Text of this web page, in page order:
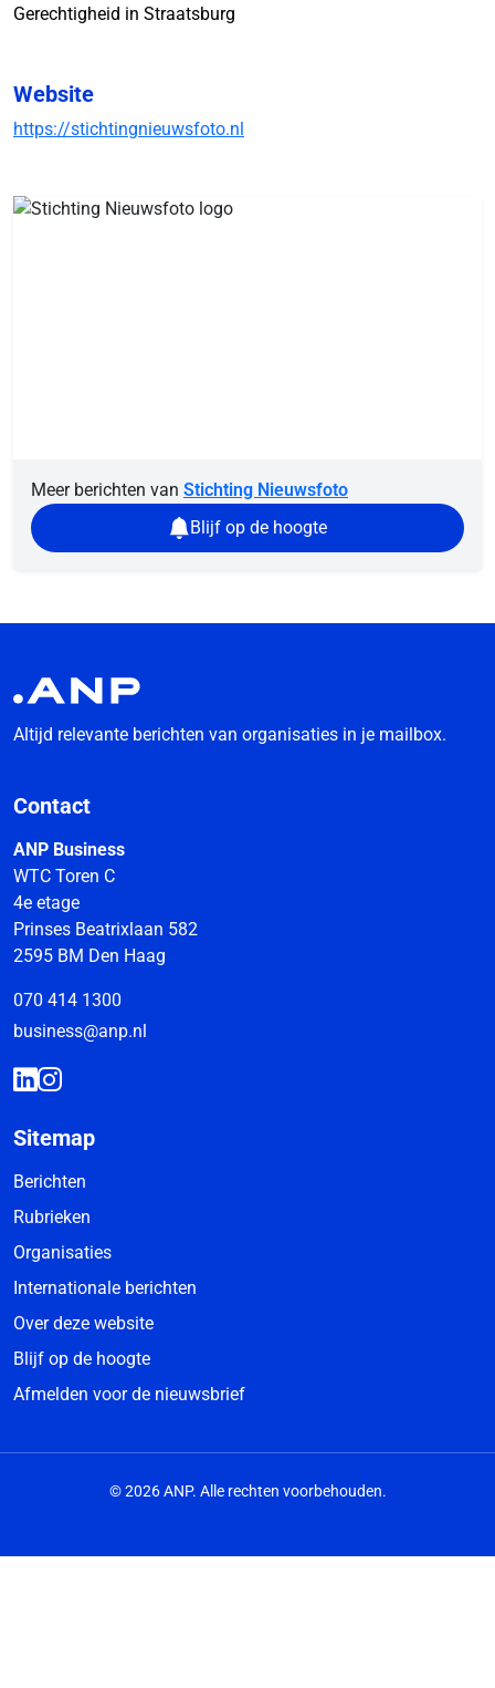
Gerechtigheid in Straatsburg
Website
https://stichtingnieuwsfoto.nl
Meer berichten van Stichting Nieuwsfoto
Blijf op de hoogte
Altijd relevante berichten van organisaties in je mailbox.
Contact
ANP Business
WTC Toren C
4e etage
Prinses Beatrixlaan 582
2595 BM Den Haag
070 414 1300
business@anp.nl
Sitemap
Berichten
Rubrieken
Organisaties
Internationale berichten
Over deze website
Blijf op de hoogte
Afmelden voor de nieuwsbrief
© 2026 ANP. Alle rechten voorbehouden.